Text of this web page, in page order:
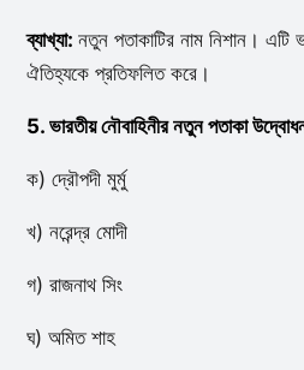
ব্যাখ্যা: নতুন পতাকাটির নাম নিশান। এটি
ঐতিহ্যকে প্রতিফলিত করে।
5. ভারতীয় নৌবাহিনীর নতুন পতাকা
ক) দ্রৌপদী মুর্মু
খ) নরেন্দ্র মোদী
গ) রাজনাথ সিং
ঘ) অমিত শাহ